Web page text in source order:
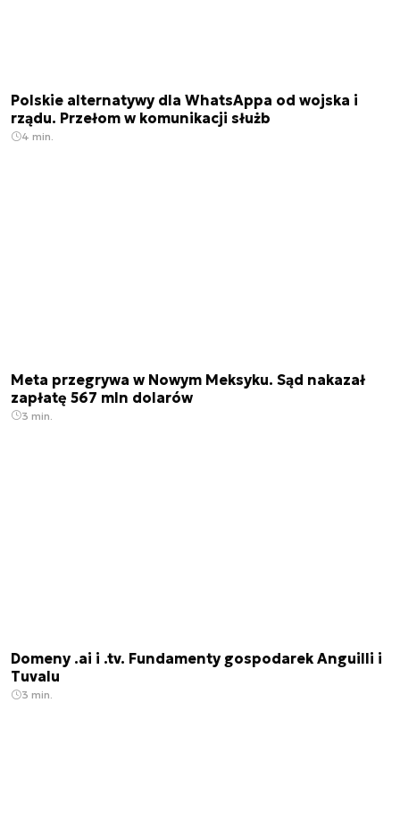
Polskie alternatywy dla WhatsAppa od wojska i
rządu. Przełom w komunikacji służb
4 min.
Meta przegrywa w Nowym Meksyku. Sąd nakazał
zapłatę 567 mln dolarów
3 min.
Domeny .ai i .tv. Fundamenty gospodarek Anguilli i
Tuvalu
3 min.